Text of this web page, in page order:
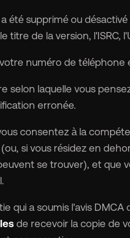
été supprimé ou
de la version, l'ISRC,
numéro de téléphone
selon laquelle vous
erronée.
consentez à la
si vous résidez en
se trouver), et que
qui a soumis l'avis DMCA
de recevoir la copie de